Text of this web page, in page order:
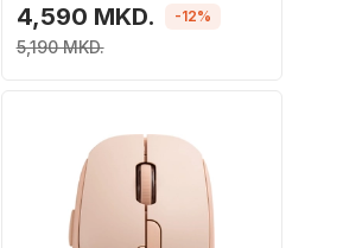
механичка, безжична
Bluetooth 5.0 2.4G, црна
4,590 MKD.
5,190 MKD.
-12%